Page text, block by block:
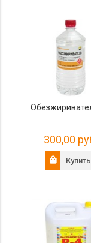
300,00
Купить